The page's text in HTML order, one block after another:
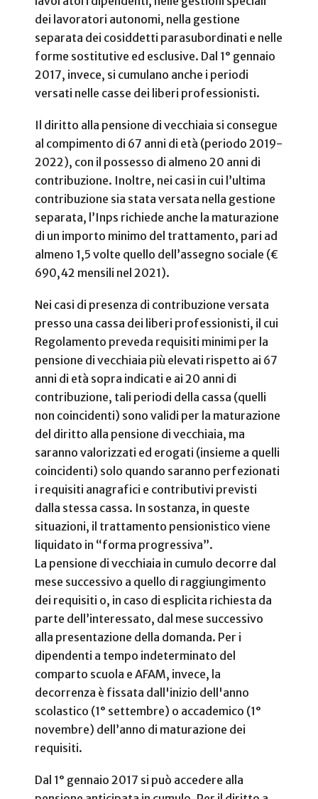
dei lavoratori autonomi, nella gestione
separata dei cosiddetti parasubordinati e nelle
forme sostitutive ed esclusive. Dal 1° gennaio
2017, invece, si cumulano anche i periodi
versati nelle casse dei liberi professionisti.
Il diritto alla pensione di vecchiaia si consegue
al compimento di 67 anni di età (periodo 2019-
2022), con il possesso di almeno 20 anni di
contribuzione. Inoltre, nei casi in cui l’ultima
contribuzione sia stata versata nella gestione
separata, l’Inps richiede anche la maturazione
di un importo minimo del trattamento, pari ad
almeno 1,5 volte quello dell’assegno sociale (€
690,42 mensili nel 2021).
Nei casi di presenza di contribuzione versata
presso una cassa dei liberi professionisti, il cui
Regolamento preveda requisiti minimi per la
pensione di vecchiaia più elevati rispetto ai 67
anni di età sopra indicati e ai 20 anni di
contribuzione, tali periodi della cassa (quelli
non coincidenti) sono validi per la maturazione
del diritto alla pensione di vecchiaia, ma
saranno valorizzati ed erogati (insieme a quelli
coincidenti) solo quando saranno perfezionati
i requisiti anagrafici e contributivi previsti
dalla stessa cassa. In sostanza, in queste
situazioni, il trattamento pensionistico viene
liquidato in “forma progressiva”.
La pensione di vecchiaia in cumulo decorre dal
mese successivo a quello di raggiungimento
dei requisiti o, in caso di esplicita richiesta da
parte dell’interessato, dal mese successivo
alla presentazione della domanda. Per i
dipendenti a tempo indeterminato del
comparto scuola e AFAM, invece, la
decorrenza è fissata dall'inizio dell'anno
scolastico (1° settembre) o accademico (1°
novembre) dell’anno di maturazione dei
requisiti.
Dal 1° gennaio 2017 si può accedere alla